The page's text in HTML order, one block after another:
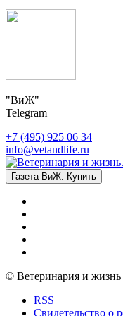
"ВиЖ"
Telegram
+7 (495) 925 06 34
info@vetandlife.ru
Газета ВиЖ. Купить
© Ветеринария и жизнь
RSS
Свидетельство о